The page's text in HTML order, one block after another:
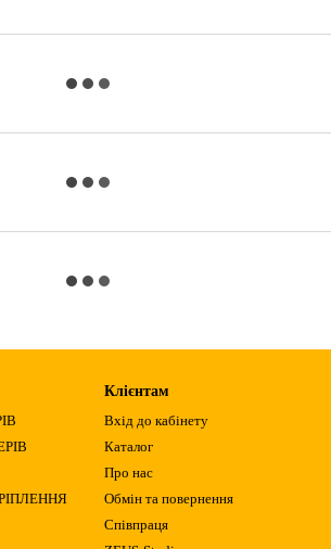
Клієнтам
Вхід до кабінету
Каталог
Про нас
Обмін та повернення
Співпраця